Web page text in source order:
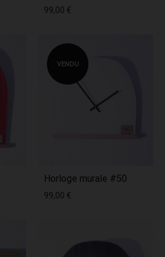
99,00 €
VENDU
Horloge murale #50
99,00 €